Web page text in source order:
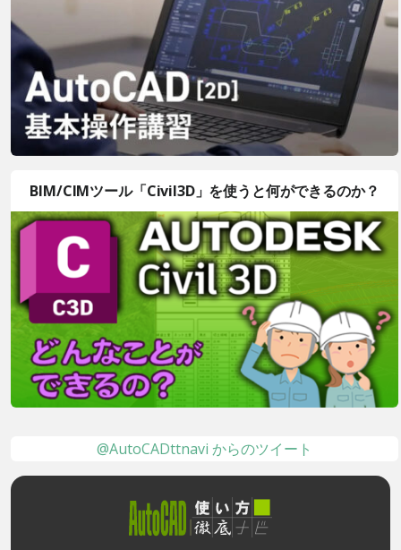
BIM/CIMツール「Civil3D」を使うと何ができるのか？
@AutoCADttnavi からのツイート